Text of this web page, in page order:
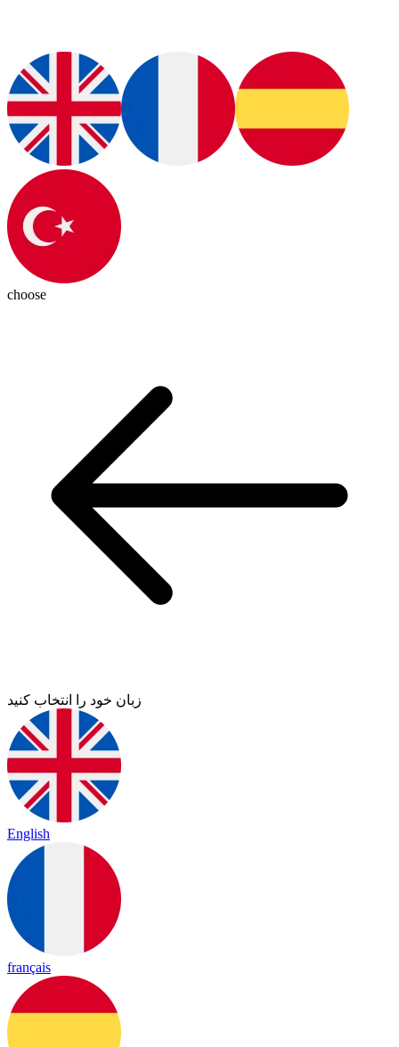
choose
زبان خود را انتخاب کنید
English
français